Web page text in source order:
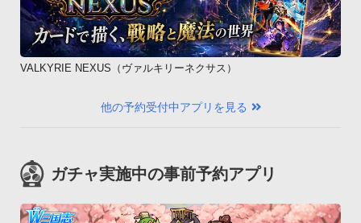
VALKYRIE NEXUS（ヴァルキリーネクサス）
他の予約受付中アプリを見る
ガチャ実施中の事前予約アプリ